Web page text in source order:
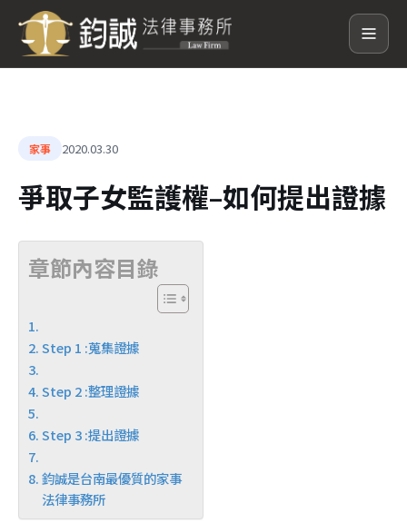
家事 2020.03.30
爭取子女監護權–如何提出證據
章節內容目錄
Step 1 :蒐集證據
Step 2 :整理證據
Step 3 :提出證據
鈞誠是台南最優質的家事
法律事務所